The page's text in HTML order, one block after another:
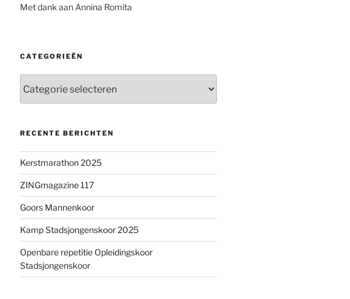
Met dank aan Annina Romita
CATEGORIEËN
RECENTE BERICHTEN
Kerstmarathon 2025
ZINGmagazine 117
Goors Mannenkoor
Kamp Stadsjongenskoor 2025
Openbare repetitie Opleidingskoor
Stadsjongenskoor